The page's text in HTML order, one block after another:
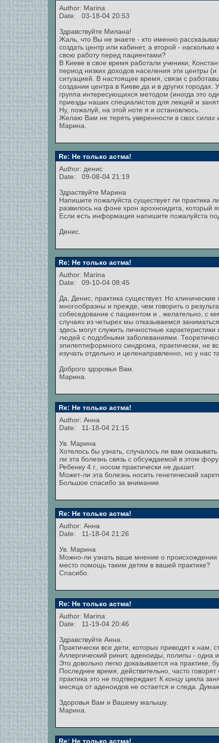
Author: Marina
Date: 03-18-04 20:53
Здравствуйте Милана!
Жаль, что Вы не знаете - кто именно
создать центр или кабинет, а второй - насколько
свою работу перед пациентами?
В Киеве в свое время работали ученики,
период низких доходов населения эти центры
ситуацией. В настоящее время, связи с
создании центра в Киеве,да и в других
группа интересующихся методом (иногда это
приезды наших специалистов для лекций и
Ну, пожалуй, на этой ноте я и остановлюсь.
Желаю Вам не терять уверенности в свох силах
Марина.
Re: Не только астма!
Author: денис
Date: 09-08-04 21:19
Здраствуйте Марина
Напишите пожалуйста существует ли практика
развилось на фоне хрон арохноидита, который
Если есть информация напишите пожалуйста
Денис.
Re: Не только астма!
Author: Marina
Date: 09-10-04 08:45
Да, Денис, практика существует. Но
многообразны и прежде, чем говорить о
собеседование с пациентом и , желательно, с
случаях из четырех мы отказываемся
здесь могут служить личностные
людей с подобными заболеваниями.
эпилептиформного синдрома, практически, не
изучать отдельно и целенаправленно, но у нас
Доброго здоровья Вам.
Марина.
Re: Не только астма!
Author: Анна
Date: 11-18-04 21:15
Ув. Марина
Хотелось бы узнать, случалось ли вам
ли эта болезнь связь с обсуждаемой в этом
Ребенку 4 г., носом практически не дышит.
Может-ли эта болезнь носить генетический
Большое спасибо за внимание.
Re: Не только астма!
Author: Анна
Date: 11-18-04 21:26
Ув. Марина
Можно-ли узнать ваше мнение о происхождении
место помощь таким детям в вашей практике?
Спасибо.
Re: Не только астма!
Author: Marina
Date: 11-19-04 20:46
Здравствуйте Анна.
Практически все дети, которых приводят к
Аллергический ринит, аденоиды, полипы - одна
Это довольно легко доказывается на практике,
Последнее время, действительно, часто
практика это не подтверждает. К концу цикла
месяца от аденоидов не остается и следа.
Здоровья Вам и Вашему малышу.
Марина.
Re: Не только астма!